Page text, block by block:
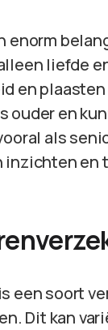
enorm
liefde
en
ouder en
als
en
een soort
Dit kan